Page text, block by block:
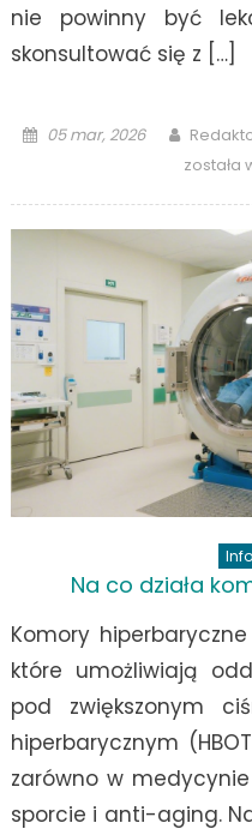
nie powinny być
skonsultować się z […]
Posted
05 mar, 2026 Author
została
Na co działa
Komory
które umożliwiają
pod zwiększonym
hiperbarycznym
zarówno w
sporcie i anti-aging.